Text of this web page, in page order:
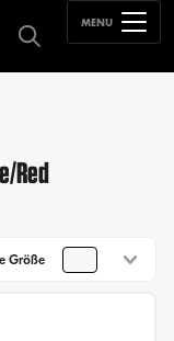
MENU
Red
Größe